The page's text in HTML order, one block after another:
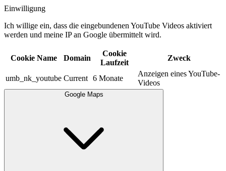
Einwilligung
Ich willige ein, dass die eingebundenen YouTube Videos aktiviert
werden und meine IP an Google übermittelt wird.​
Cookie Name Domain
Cookie
Laufzeit
Zweck
umb_nk_youtube Current 6 Monate
Anzeigen eines YouTube-
Videos
Google Maps